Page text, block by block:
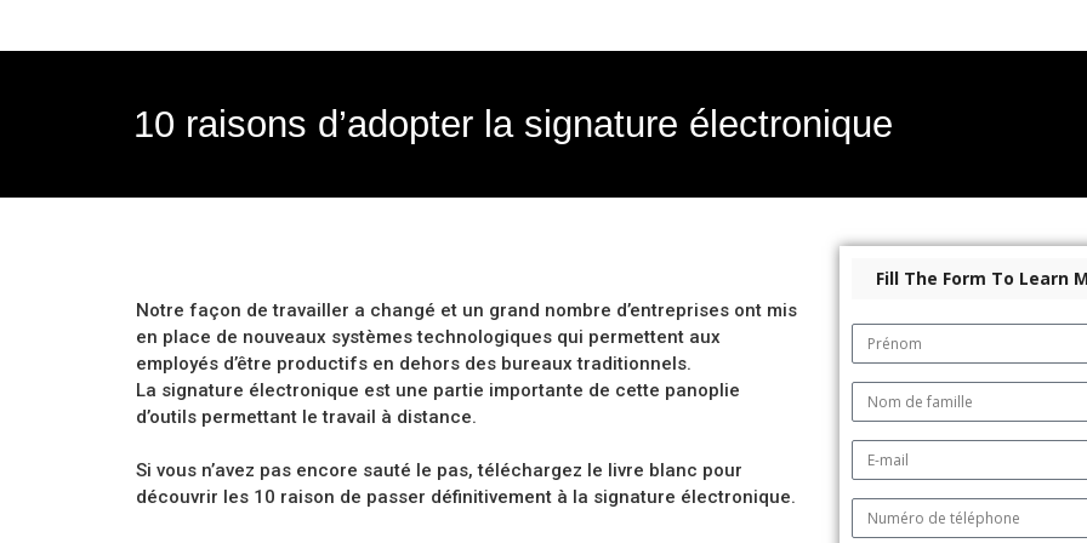
10 raisons d’adopter la signature électronique
Notre façon de travailler a changé et un grand nombre d’entreprises ont mis
en place de nouveaux systèmes technologiques qui permettent aux
employés d’être productifs en dehors des bureaux traditionnels.
La signature électronique est une partie importante de cette panoplie
d’outils permettant le travail à distance.
Si vous n’avez pas encore sauté le pas, téléchargez le livre blanc pour
découvrir les 10 raison de passer définitivement à la signature électronique.
Fill The Form To Learn